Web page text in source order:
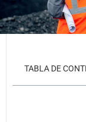
TABLA DE